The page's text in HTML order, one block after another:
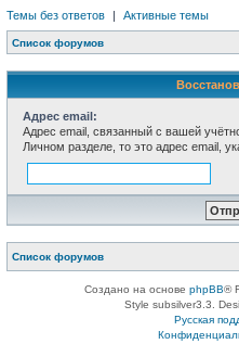
Темы без ответов | Активные темы
Список форумов
Адрес email:
Адрес email, связанный с вашей
Личном разделе, то это адрес email,
Список форумов
Создано на основе phpBB®
Style subsilver3.3.
Русская